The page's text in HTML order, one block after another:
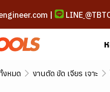
| LINE
งหมด งานตัด ขัด เจียร เจาะ